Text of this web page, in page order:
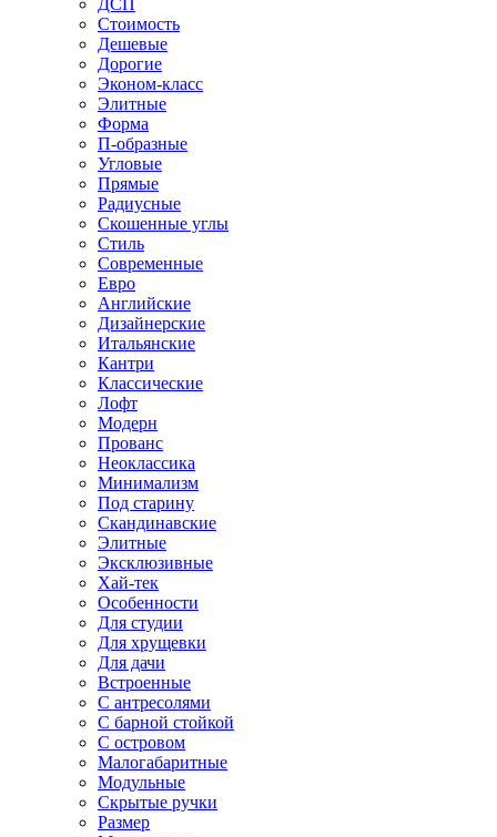
ДСП
Стоимость
Дешевые
Дорогие
Эконом-класс
Элитные
Форма
П-образные
Угловые
Прямые
Радиусные
Скошенные углы
Стиль
Современные
Евро
Английские
Дизайнерские
Итальянские
Кантри
Классические
Лофт
Модерн
Прованс
Неоклассика
Минимализм
Под старину
Скандинавские
Элитные
Эксклюзивные
Хай-тек
Особенности
Для студии
Для хрущевки
Для дачи
Встроенные
С антресолями
С барной стойкой
С островом
Малогабаритные
Модульные
Скрытые ручки
Размер